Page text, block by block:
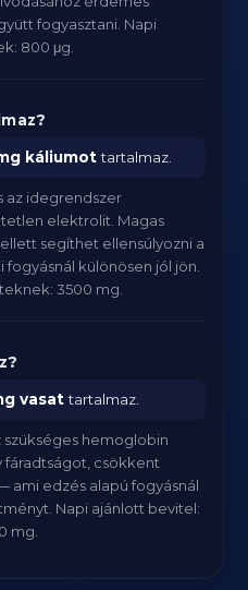
fogyasztani. Napi
800 μg.
káliumottartalmaz.
az idegrendszer
elektrolit. Magas
segíthet ellensúlyozni a
különösen jól jön.
3500 mg.
vasattartalmaz.
szükséges hemoglobin
fáradtságot, csökkent
edzés alapú fogyásnál
Napi ajánlott bevitel:
mg.